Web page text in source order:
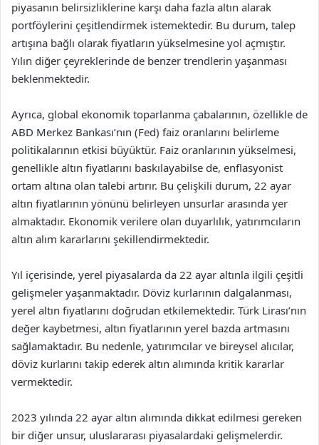
piyasanın belirsizliklerine karşı daha fazla altın alarak
portföylerini çeşitlendirmek istemektedir. Bu durum, talep
artışına bağlı olarak fiyatların yükselmesine yol açmıştır.
Yılın diğer çeyreklerinde de benzer trendlerin yaşanması
beklenmektedir.
Ayrıca, global ekonomik toparlanma çabalarının, özellikle de
ABD Merkez Bankası’nın (Fed) faiz oranlarını belirleme
politikalarının etkisi büyüktür. Faiz oranlarının yükselmesi,
genellikle altın fiyatlarını baskılayabilse de, enflasyonist
ortam altına olan talebi artırır. Bu çelişkili durum, 22 ayar
altın fiyatlarının yönünü belirleyen unsurlar arasında yer
almaktadır. Ekonomik verilere olan duyarlılık, yatırımcıların
altın alım kararlarını şekillendirmektedir.
Yıl içerisinde, yerel piyasalarda da 22 ayar altınla ilgili çeşitli
gelişmeler yaşanmaktadır. Döviz kurlarının dalgalanması,
yerel altın fiyatlarını doğrudan etkilemektedir. Türk Lirası’nın
değer kaybetmesi, altın fiyatlarının yerel bazda artmasını
sağlamaktadır. Bu nedenle, yatırımcılar ve bireysel alıcılar,
döviz kurlarını takip ederek altın alımında kritik kararlar
vermektedir.
2023 yılında 22 ayar altın alımında dikkat edilmesi gereken
bir diğer unsur, uluslararası piyasalardaki gelişmelerdir.